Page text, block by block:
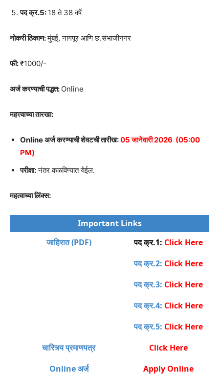
पद क्र.5: 18 ते 38 वर्षे
नोकरी ठिकाण:मुंबई, नागपूर आणि छ.संभाजीनगर
फी:₹1000/-
अर्ज करण्याची पद्धत: Online
महत्त्वाच्या तारखा:
Online अर्ज करण्याची शेवटची तारीख:05 जानेवारी 2026 (05:00
PM)
परीक्षा:नंतर कळविण्यात येईल.
महत्वाच्या लिंक्स:
Important Links
जाहिरात (PDF)
पद क्र.1: Click Here
पद क्र.2: Click Here
पद क्र.3: Click Here
पद क्र.4: Click Here
पद क्र.5: Click Here
चारित्र्य प्रमाणपत्र
Click Here
Online अर्ज
Apply Online